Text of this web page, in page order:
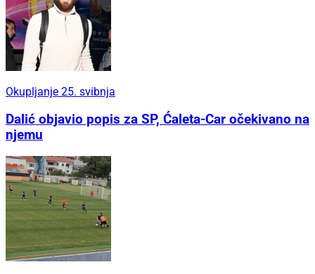
Okupljanje 25. svibnja
Dalić objavio popis za SP, Ćaleta-Car očekivano na
njemu